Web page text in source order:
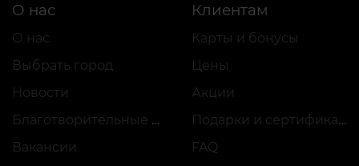
О нас
О нас
Выбрать город
Новости
Благотворительные проекты
Вакансии
Клиентам
Карты и бонусы
Цены
Акции
Подарки и сертификаты
FAQ